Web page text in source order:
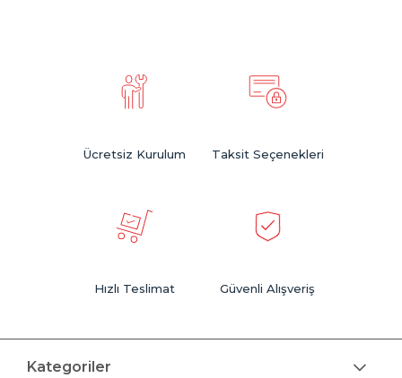
Ücretsiz Kurulum Taksit Seçenekleri
Hızlı Teslimat Güvenli Alışveriş
Kategoriler